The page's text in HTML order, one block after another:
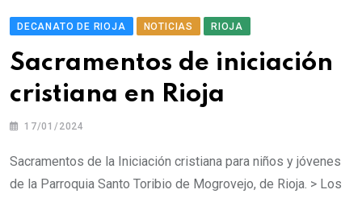
DECANATO DE RIOJA NOTICIAS RIOJA
Sacramentos de iniciación
cristiana en Rioja
17/01/2024
Sacramentos de la Iniciación cristiana para niños y jóvenes
de la Parroquia Santo Toribio de Mogrovejo, de Rioja. > Los